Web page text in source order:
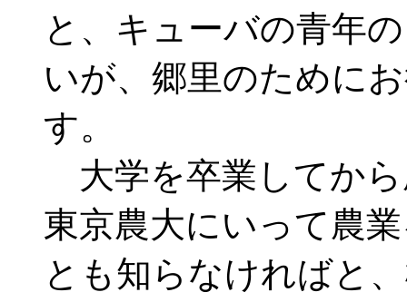
と、キューバの青年
いが、郷里のために
す。
大学を卒業してか
東京農大にいって農
とも知らなければと